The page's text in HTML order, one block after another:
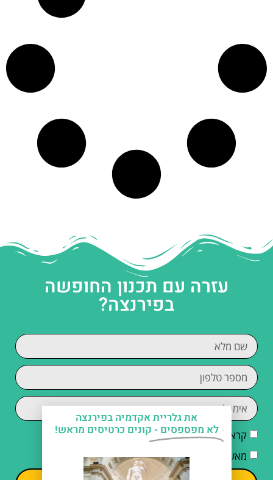
עזרה עם תכנון החופשה
בפירנצה?
קראתי והסכמתי למדיניות הפרטיות
מאשר/ת קבלת דיוור וחומרים פרסומיים
את גלריית אקדמיה בפירנצה
לא מפספסים - קונים כרטיסים מראש!